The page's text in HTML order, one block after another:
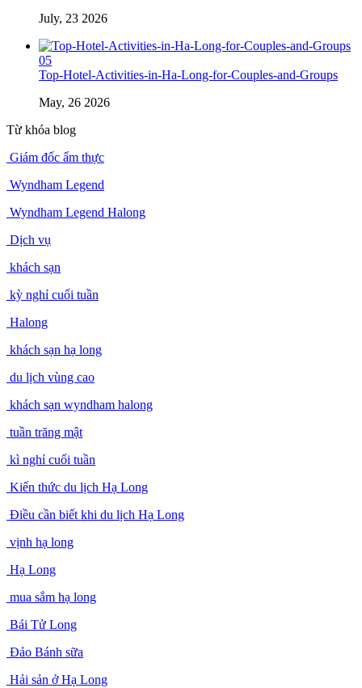
July, 23 2026
05
Top-Hotel-Activities-in-Ha-Long-for-Couples-and-Groups
May, 26 2026
Từ khóa blog
Giám đốc ẩm thực
Wyndham Legend
Wyndham Legend Halong
Dịch vụ
khách sạn
kỳ nghỉ cuối tuần
Halong
khách sạn hạ long
du lịch vùng cao
khách sạn wyndham halong
tuần trăng mật
kì nghỉ cuối tuần
Kiến thức du lịch Hạ Long
Điều cần biết khi du lịch Hạ Long
vịnh hạ long
Hạ Long
mua sắm hạ long
Bái Tử Long
Đảo Bánh sữa
Hải sản ở Hạ Long